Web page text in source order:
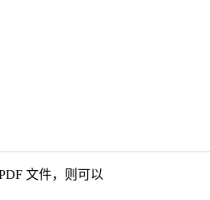
文件，则可以